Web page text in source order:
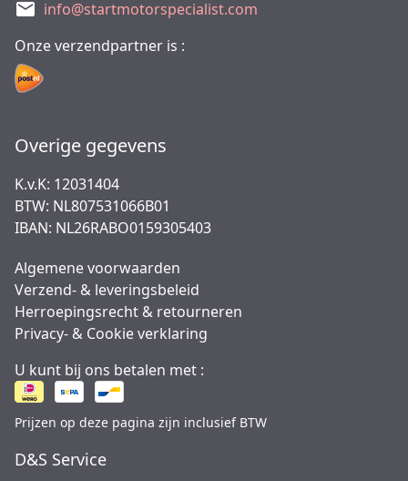
info@startmotorspecialist.com
Onze verzendpartner is :
Overige gegevens
K.v.K: 12031404
BTW: NL807531066B01
IBAN: NL26RABO0159305403
Algemene voorwaarden
Verzend- & leveringsbeleid
Herroepingsrecht & retourneren
Privacy- & Cookie verklaring
U kunt bij ons betalen met :
Prijzen op deze pagina zijn inclusief BTW
D&S Service